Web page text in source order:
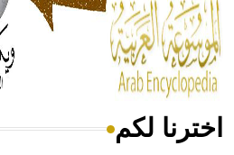
- هل تعلم أن المرجان إفراز حيواني
من مادة كربونات الكلسيوم، وهو
أجود أنواعه، ويمتاز بكبر الحجم
هل تعلم أن الأبسيد كلمة فرنسية
اخترنا لكم